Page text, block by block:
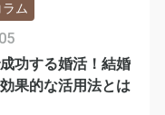
功する婚活！結婚
果的な活用法とは
ラム